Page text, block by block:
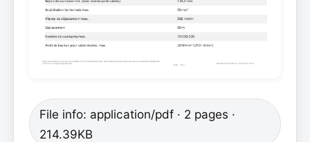
File info: application/pdf · 2 pages ·
214.39KB